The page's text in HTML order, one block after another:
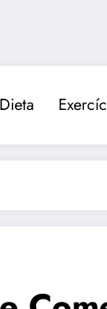
Dieta